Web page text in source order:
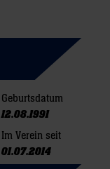
Geburtsdatum
12.08.1991
Im Verein seit
01.07.2014